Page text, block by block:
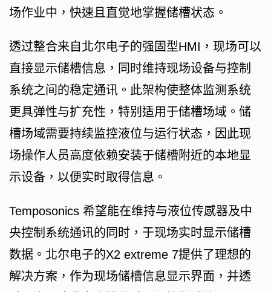
场作业中，快速且直觉地掌握储槽状态。
透过整合来自北尔电子的强固型HMI，现场可以
直接显示储槽信息，同时维持现场设备与控制
系统之间的稳定通讯。此架构使整体监测系统
更具弹性与扩充性，特别适用于储槽场域。储
槽场域需要持续监控液位与运行状态，因此现
场操作人员高度依赖安装于储槽附近的本地显
示设备，以便实时取得信息。
Temposonics 希望能在维持与液位传感器及中
央控制系统通讯的同时，于现场实时显示储槽
数据。北尔电子的X2 extreme 7提供了理想的
解决方案，作为现场储槽信息显示界面，并透